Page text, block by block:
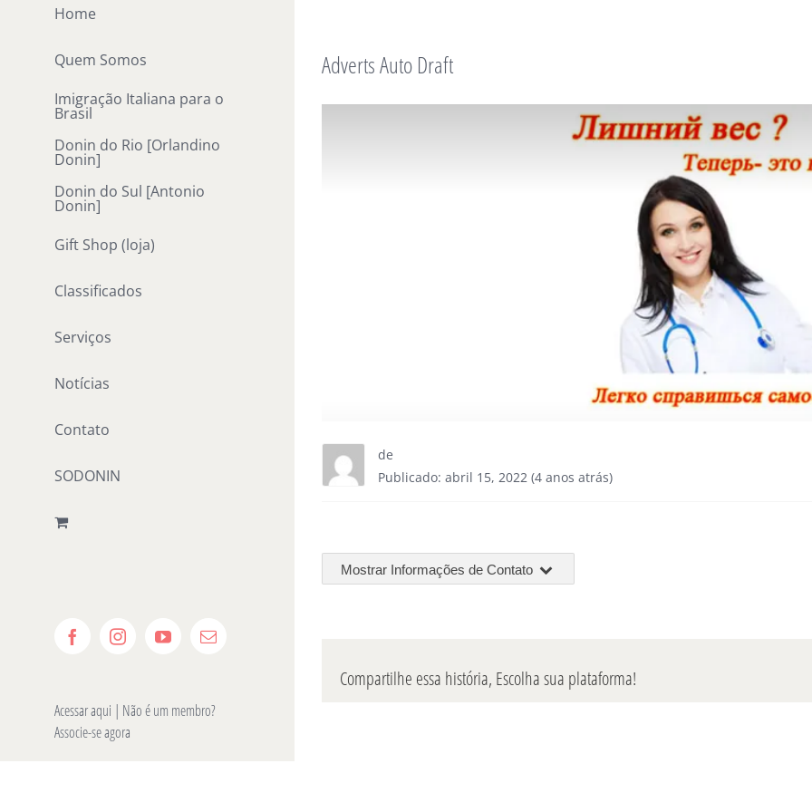
Home
Quem Somos
Imigração Italiana para o
Brasil
Donin do Rio [Orlandino
Donin]
Donin do Sul [Antonio
Donin]
Gift Shop (loja)
Classificados
Serviços
Notícias
Contato
SODONIN
FacebookInstagramYouTube
E-
Acessar aqui | Não é um membro?
Associe-se agora
Adverts Auto Draft
de
Publicado: abril 15, 2022 (4 anos atrás)
Mostrar Informações de Contato
Compartilhe essa história, Escolha sua plataforma!